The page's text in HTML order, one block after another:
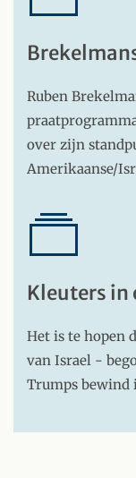
Ruben
over zijn
Amerikaanse/
Kleuters in
Het is te hopen
van Israel -
Trumps bewind